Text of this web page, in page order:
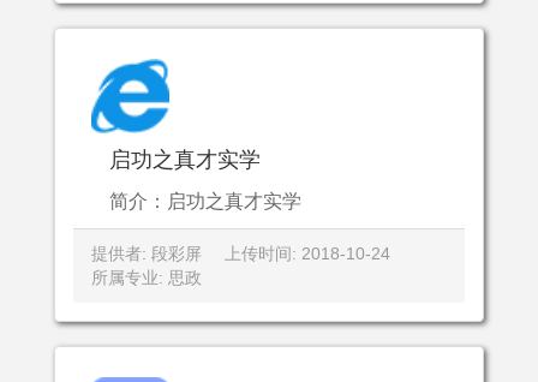
启功之真才实学
简介：启功之真才实学
提供者: 段彩屏
上传时间: 2018-10-24
所属专业: 思政